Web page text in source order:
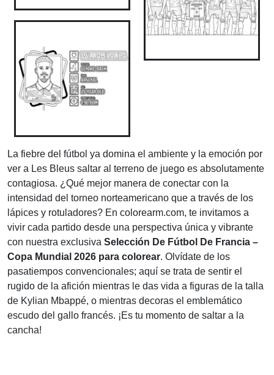
La fiebre del fútbol ya domina el ambiente y la emoción por
ver a Les Bleus saltar al terreno de juego es absolutamente
contagiosa. ¿Qué mejor manera de conectar con la
intensidad del torneo norteamericano que a través de los
lápices y rotuladores? En colorearm.com, te invitamos a
vivir cada partido desde una perspectiva única y vibrante
con nuestra exclusiva Selección De Fútbol De Francia –
Copa Mundial 2026 para colorear. Olvídate de los
pasatiempos convencionales; aquí se trata de sentir el
rugido de la afición mientras le das vida a figuras de la talla
de Kylian Mbappé, o mientras decoras el emblemático
escudo del gallo francés. ¡Es tu momento de saltar a la
cancha!